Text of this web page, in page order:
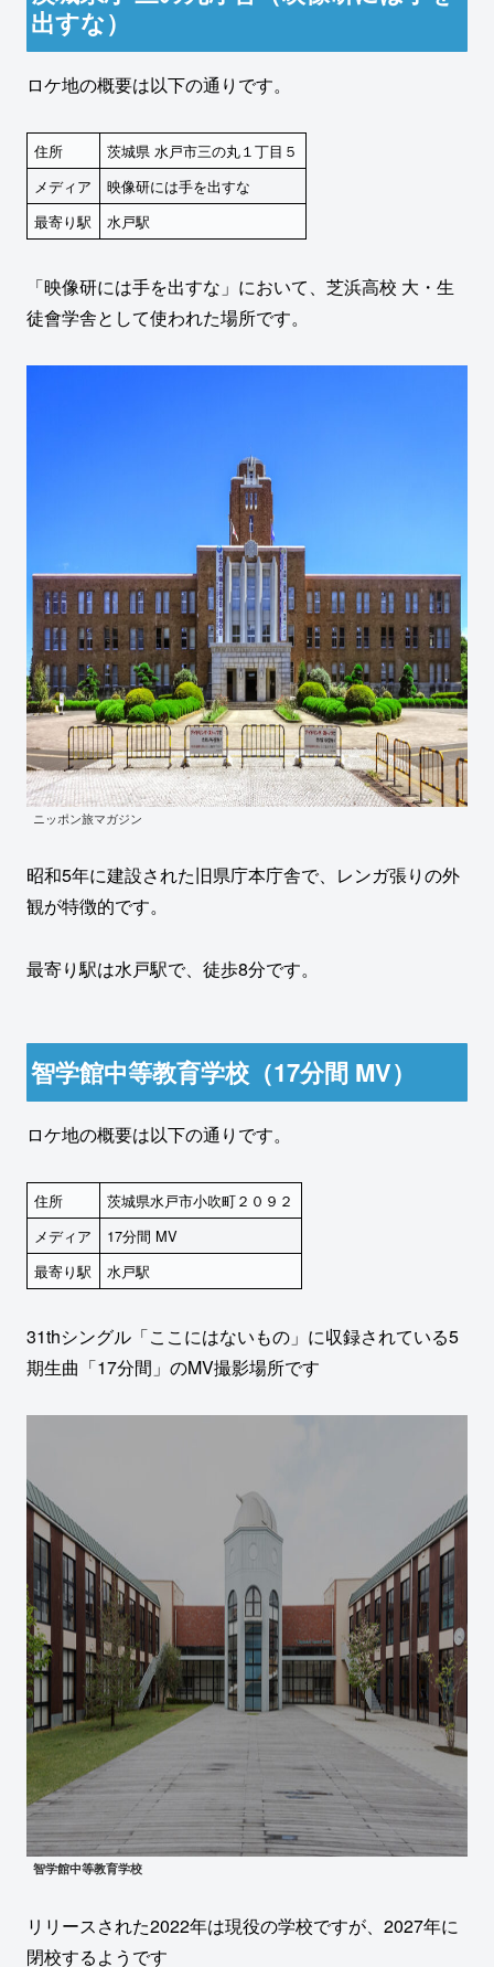
出すな）
ロケ地の概要は以下の通りです。
住所
茨城県 水戸市三の丸１丁目５
メディア
映像研には手を出すな
最寄り駅
水戸駅
「映像研には手を出すな」において、芝浜高校 大・生
徒會学舎として使われた場所です。
ニッポン旅マガジン
昭和5年に建設された旧県庁本庁舎で、レンガ張りの外
観が特徴的です。
最寄り駅は水戸駅で、徒歩8分です。
智学館中等教育学校（17分間 MV）
ロケ地の概要は以下の通りです。
住所
茨城県水戸市小吹町２０９２
メディア
17分間 MV
最寄り駅
水戸駅
31thシングル「ここにはないもの」に収録されている5
期生曲「17分間」のMV撮影場所です
智学館中等教育学校
リリースされた2022年は現役の学校ですが、2027年に
閉校するようです